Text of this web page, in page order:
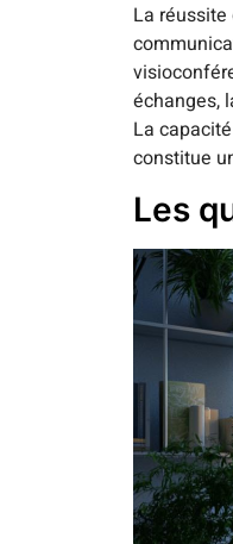
La
échanges,
La
constitue
Les